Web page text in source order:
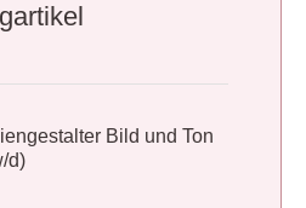
Bild und Ton
d)